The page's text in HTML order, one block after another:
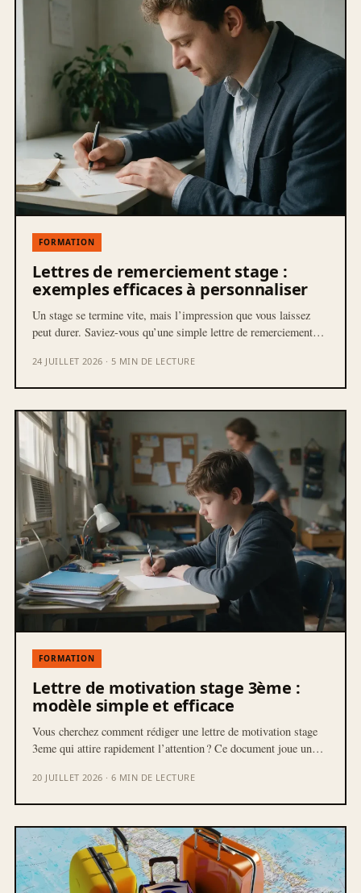
FORMATION
Lettres de remerciement stage :
exemples efficaces à personnaliser
Un stage se termine vite, mais l’impression que vous laissez
peut durer. Saviez-vous qu’une simple lettre de remerciement…
24 JUILLET 2026 · 5 MIN DE LECTURE
FORMATION
Lettre de motivation stage 3ème :
modèle simple et efficace
Vous cherchez comment rédiger une lettre de motivation stage
3eme qui attire rapidement l’attention ? Ce document joue un…
20 JUILLET 2026 · 6 MIN DE LECTURE